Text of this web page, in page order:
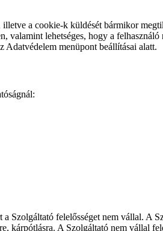
a cookie-k küldését bármikor
lehetséges, hogy a felhasználó
Adatvédelem menüpont beállításai alatt.
Szolgáltató felelősséget nem vállal. A
kárpótlásra. A Szolgáltató nem vállal